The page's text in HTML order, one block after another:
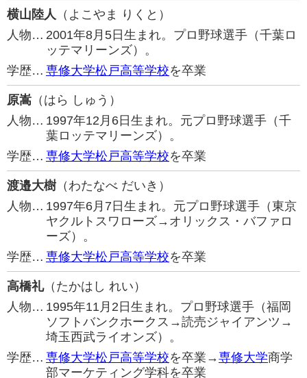
横山陸人 （よこやま りくと）
人物… 2001年8月5日生まれ。プロ野球選手（千葉ロ
ッテマリーンズ）。
学歴… 専修大学松戸高等学校を卒業
原嵩 （はら しゅう）
人物… 1997年12月6日生まれ。元プロ野球選手（千
葉ロッテマリーンズ）。
学歴… 専修大学松戸高等学校を卒業
渡邉大樹（わたなべ だいき）
人物… 1997年6月7日生まれ。元プロ野球選手（東京
ヤクルトスワローズ→オリックス・バファロ
ーズ）。
学歴… 専修大学松戸高等学校を卒業
高橋礼（たかはし れい）
人物… 1995年11月2日生まれ。プロ野球選手（福岡
ソフトバンクホークス→読売ジャイアンツ→
埼玉西武ライオンズ）。
学歴… 専修大学松戸高等学校を卒業→専修大学商学
部マーケティング学科を卒業